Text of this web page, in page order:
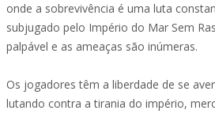
onde a sobrevivência é uma luta
subjugado pelo Império do Mar Sem
palpável e as ameaças são inúmeras.
Os jogadores têm a liberdade de se
lutando contra a tirania do império,